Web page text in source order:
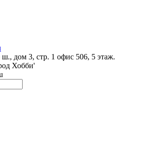
дом 3, стр. 1 офис 506, 5 этаж.
Хобби'